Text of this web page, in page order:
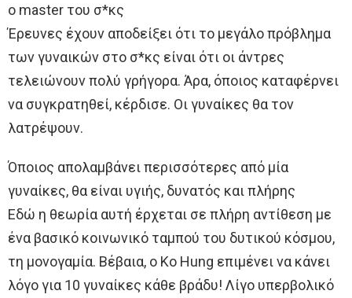
ο master του σ*κς
Έρευνες έχουν αποδείξει ότι το μεγάλο πρόβλημα
των γυναικών στο σ*κς είναι ότι οι άντρες
τελειώνουν πολύ γρήγορα. Άρα, όποιος καταφέρνει
να συγκρατηθεί, κέρδισε. Οι γυναίκες θα τον
λατρέψουν.
Όποιος απολαμβάνει περισσότερες από μία
γυναίκες, θα είναι υγιής, δυνατός και πλήρης
Εδώ η θεωρία αυτή έρχεται σε πλήρη αντίθεση με
ένα βασικό κοινωνικό ταμπού του δυτικού κόσμου,
τη μονογαμία. Βέβαια, ο Ko Hung επιμένει να κάνει
λόγο για 10 γυναίκες κάθε βράδυ! Λίγο υπερβολικό